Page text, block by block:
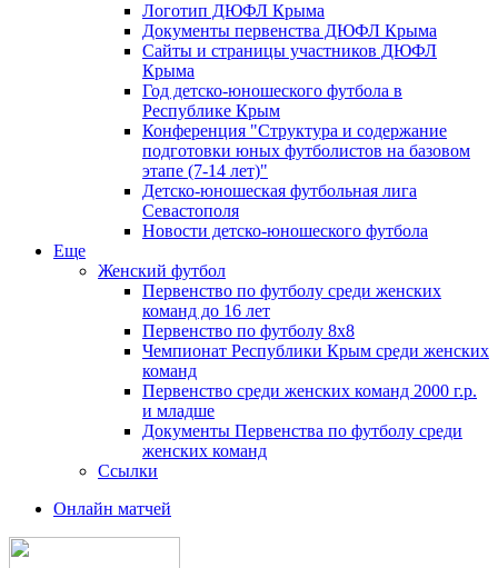
Логотип ДЮФЛ Крыма
Документы первенства ДЮФЛ Крыма
Сайты и страницы участников ДЮФЛ
Крыма
Год детско-юношеского футбола в
Республике Крым
Конференция "Структура и содержание
подготовки юных футболистов на базовом
этапе (7-14 лет)"
Детско-юношеская футбольная лига
Севастополя
Новости детско-юношеского футбола
Еще
Женский футбол
Первенство по футболу среди женских
команд до 16 лет
Первенство по футболу 8х8
Чемпионат Республики Крым среди женских
команд
Первенство среди женских команд 2000 г.р.
и младше
Документы Первенства по футболу среди
женских команд
Ссылки
Онлайн матчей